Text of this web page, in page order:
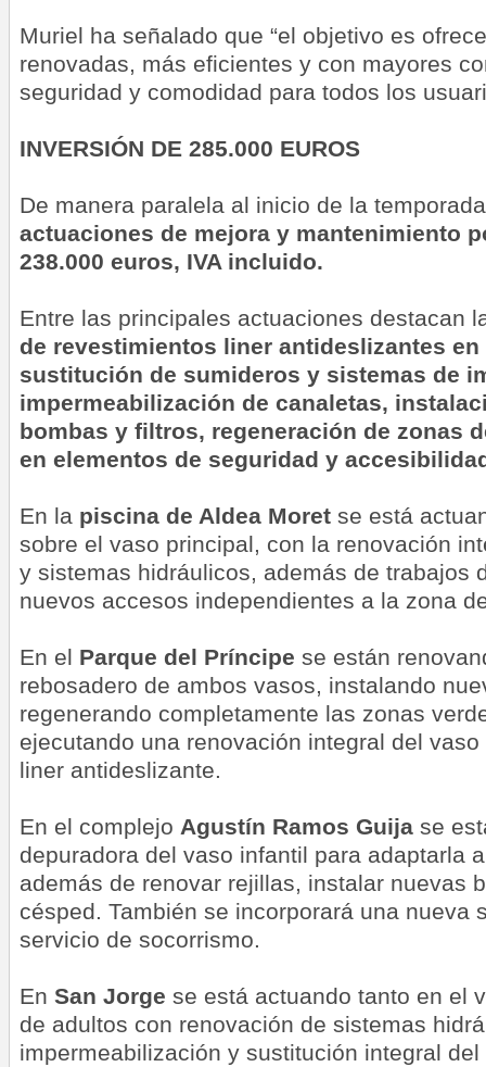
Muriel ha señalado que “el objetivo es
renovadas, más eficientes y con mayores
seguridad y comodidad para todos los
INVERSIÓN DE 285.000 EUROS
De manera paralela al inicio de la
actuaciones de mejora y mantenimiento
238.000 euros, IVA incluido.
Entre las principales actuaciones destacan
de revestimientos liner antideslizantes
sustitución de sumideros y sistemas de
impermeabilización de canaletas,
bombas y filtros, regeneración de zonas
en elementos de seguridad y
En la piscina de Aldea Moret se está
sobre el vaso principal, con la renovación
y sistemas hidráulicos, además de trabajos
nuevos accesos independientes a la zona
En el Parque del Príncipe se están
rebosadero de ambos vasos, instalando
regenerando completamente las zonas
ejecutando una renovación integral del
liner antideslizante.
En el complejo Agustín Ramos Guija se
depuradora del vaso infantil para adaptarla
además de renovar rejillas, instalar nuevas
césped. También se incorporará una nueva
servicio de socorrismo.
En San Jorge se está actuando tanto en el
de adultos con renovación de sistemas
impermeabilización y sustitución integral